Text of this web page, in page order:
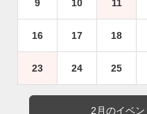
9 10 11
16 17 18
23 24 25
2月のイベ